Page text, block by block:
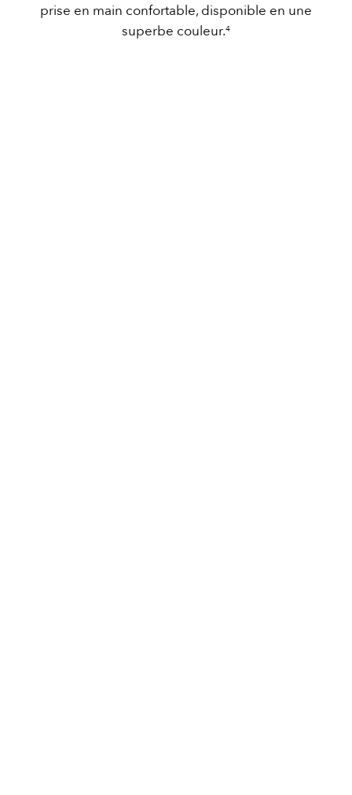
prise en main confortable, disponible en une
superbe couleur.4